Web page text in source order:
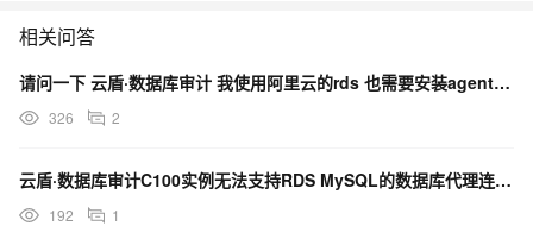
相关问答
请问一下 云盾·数据库审计 我使用阿里云的rds 也需要安装agent吗？
326 2
云盾·数据库审计C100实例无法支持RDS MySQL的数据库代理连接吗?
192 1